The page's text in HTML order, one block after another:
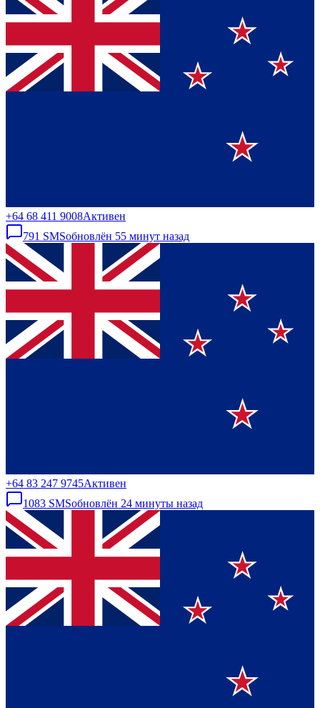
+64 68 411 9008Активен
791 SMSобновлён 55 минут назад
+64 83 247 9745Активен
1083 SMSобновлён 24 минуты назад